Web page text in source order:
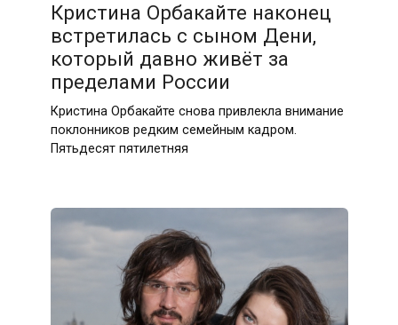
Кристина Орбакайте наконец
встретилась с сыном Дени,
который давно живёт за
пределами России
Кристина Орбакайте снова привлекла внимание
поклонников редким семейным кадром.
Пятьдесят пятилетняя